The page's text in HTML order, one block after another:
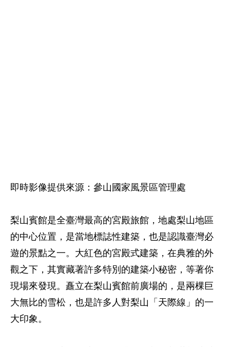
即時影像提供來源：參山國家風景區管理處
梨山賓館是全臺灣最高的宮殿旅館，地處梨山地區
的中心位置，是當地標誌性建築，也是認識臺灣必
遊的景點之一。大紅色的宮殿式建築，在典雅的外
觀之下，其實藏著許多特別的建築小秘密，等著你
現場來發現。矗立在梨山賓館前廣場的，是兩棵巨
大無比的雪松，也是許多人對梨山「天際線」的一
大印象。